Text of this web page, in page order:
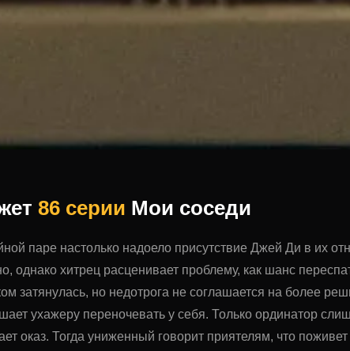
86 серии Мои соседи
паре настолько надоело присутствие Джей Ди в их
однако хитрец расценивает проблему, как шанс
затянулась, но недотрога не соглашается на более
ухажеру переночевать у себя. Только ординатор
оказ. Тогда униженный говорит приятелям, что